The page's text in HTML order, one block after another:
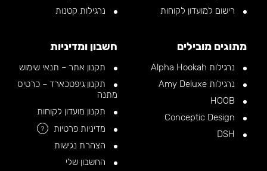
רישום למועדון לקוחות
נרגילות קטנות
מתוגים מובילים
נרגילות Alpha Hookah
נרגילות Amy Deluxe
חשבון ומדיניות
תקנון אתר – תנאי שימוש
תקנון גיפטכארד – כרטיס
מתנה
תקנון מועדון לקוחות
מדיניות פרטיות
?
הצהרת נגישות
החשבון שלי